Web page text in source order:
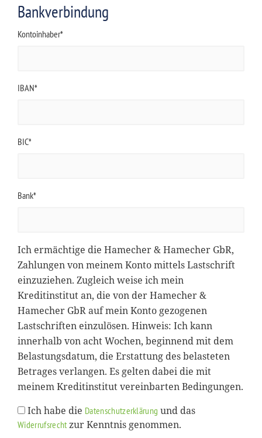
Bankverbindung
Kontoinhaber*
IBAN*
BIC*
Bank*
Ich ermächtige die Hamecher & Hamecher GbR,
Zahlungen von meinem Konto mittels Lastschrift
einzuziehen. Zugleich weise ich mein
Kreditinstitut an, die von der Hamecher &
Hamecher GbR auf mein Konto gezogenen
Lastschriften einzulösen. Hinweis: Ich kann
innerhalb von acht Wochen, beginnend mit dem
Belastungsdatum, die Erstattung des belasteten
Betrages verlangen. Es gelten dabei die mit
meinem Kreditinstitut vereinbarten Bedingungen.
Ich habe die Datenschutzerklärung und das
Widerrufsrechtzur Kenntnis genommen.